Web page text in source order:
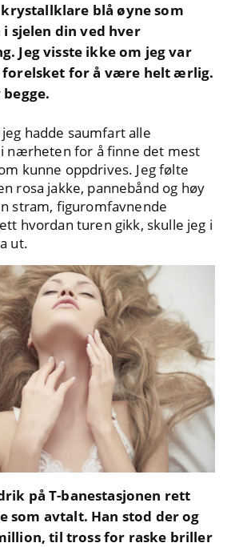
blå øyne som
sjelen din ved hver
Jeg visste ikke om jeg var
forelsket for å være helt ærlig.
hadde saumfart alle
nærheten for å finne det mest
kunne oppdrives. Jeg følte
rosa jakke, pannebånd og høy
stram, figuromfavnende
hvordan turen gikk, skulle jeg i
ut.
på T-banestasjonen rett
som avtalt. Han stod der og
til tross for raske briller